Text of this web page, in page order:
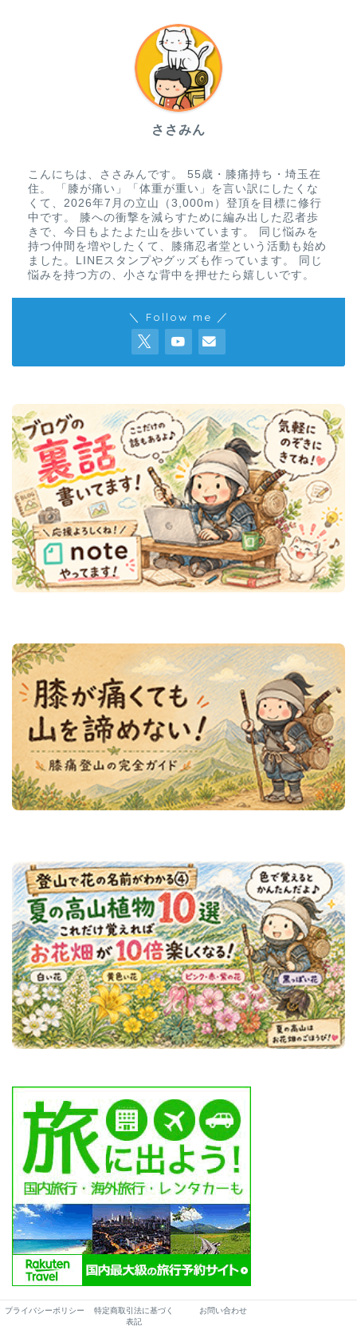
ささみん
こんにちは、ささみんです。 55歳・膝痛持ち・埼玉在
住。 「膝が痛い」「体重が重い」を言い訳にしたくな
くて、2026年7月の立山（3,000m）登頂を目標に修行
中です。 膝への衝撃を減らすために編み出した忍者歩
きで、今日もよたよた山を歩いています。 同じ悩みを
持つ仲間を増やしたくて、膝痛忍者堂という活動も始め
ました。LINEスタンプやグッズも作っています。 同じ
悩みを持つ方の、小さな背中を押せたら嬉しいです。
＼ Follow me ／
おすすめ記事
プライバシーポリシー
特定商取引法に基づく
表記
お問い合わせ